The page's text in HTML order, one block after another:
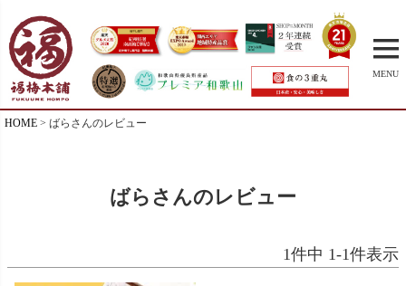
MENU
HOME ばらさんのレビュー
ばらさんのレビュー
1件中 1-1件表示